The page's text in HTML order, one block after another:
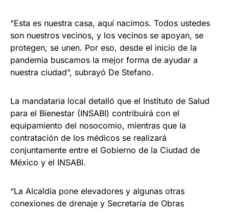
“Esta es nuestra casa, aquí nacimos. Todos ustedes
son nuestros vecinos, y los vecinos se apoyan, se
protegen, se unen. Por eso, desde el inicio de la
pandemia buscamos la mejor forma de ayudar a
nuestra ciudad”, subrayó De Stefano.
La mandataria local detalló que el Instituto de Salud
para el Bienestar (INSABI) contribuirá con el
equipamiento del nosocomio, mientras que la
contratación de los médicos se realizará
conjuntamente entre el Gobierno de la Ciudad de
México y el INSABI.
“La Alcaldía pone elevadores y algunas otras
conexiones de drenaje y Secretaría de Obras